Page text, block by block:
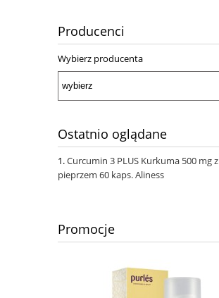
Producenci
Wybierz producenta
Ostatnio oglądane
Curcumin 3 PLUS Kurkuma 500 mg z
pieprzem 60 kaps. Aliness
Promocje